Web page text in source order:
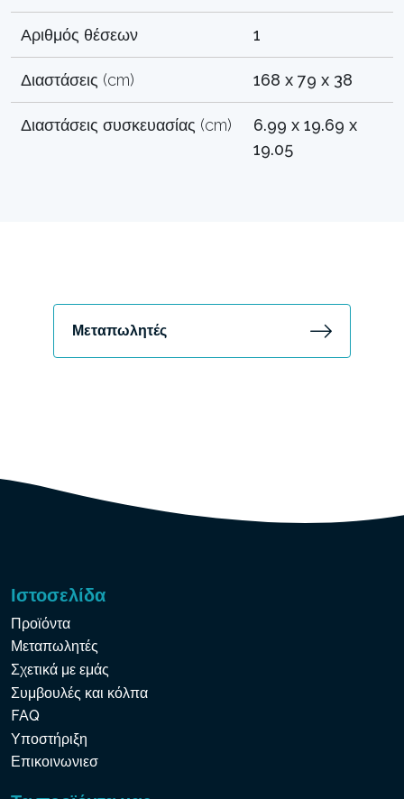
Αριθμός θέσεων 1
Διαστάσεις (cm) 168 x 79 x 38
Διαστάσεις συσκευασίας (cm)
6.99 x 19.69 x
19.05
Μεταπωλητές
Ιστοσελίδα
Προϊόντα
Μεταπωλητές
Σχετικά με εμάς
Συμβουλές και κόλπα
FAQ
Υποστήριξη
Επικοινωνιεσ